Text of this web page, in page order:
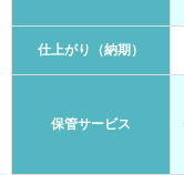
仕上がり（納期）
保管サービス